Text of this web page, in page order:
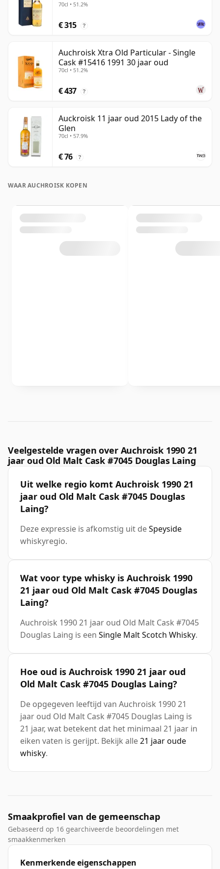
70cl • 51.2%
€ 315 ?
Auchroisk Xtra Old Particular - Single
Cask #15416 1991 30 jaar oud
70cl • 51.2%
€ 437 ?
Auckroisk 11 jaar oud 2015 Lady of the
Glen
70cl • 57.9%
€ 76 ?
WAAR AUCHROISK KOPEN
Veelgestelde vragen over Auchroisk 1990 21
jaar oud Old Malt Cask #7045 Douglas Laing
Uit welke regio komt Auchroisk 1990 21
jaar oud Old Malt Cask #7045 Douglas
Laing?
Deze expressie is afkomstig uit deSpeyside
whiskyregio.
Wat voor type whisky is Auchroisk 1990
21 jaar oud Old Malt Cask #7045 Douglas
Laing?
Auchroisk 1990 21 jaar oud Old Malt Cask #7045
Douglas Laing is een Single Malt Scotch Whisky.
Hoe oud is Auchroisk 1990 21 jaar oud
Old Malt Cask #7045 Douglas Laing?
De opgegeven leeftijd van Auchroisk 1990 21
jaar oud Old Malt Cask #7045 Douglas Laing is
21 jaar, wat betekent dat het minimaal 21 jaar in
eiken vaten is gerijpt. Bekijk alle21 jaar oude
whisky.
Smaakprofiel van de gemeenschap
Gebaseerd op 16 gearchiveerde beoordelingen met
smaakkenmerken
Kenmerkende eigenschappen